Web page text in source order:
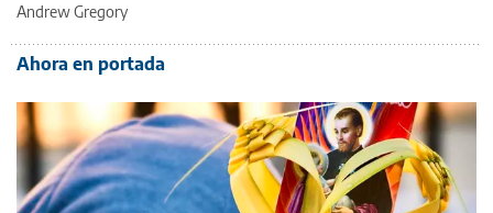
Andrew Gregory
Ahora en portada